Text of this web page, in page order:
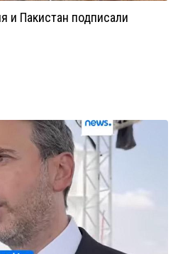
и Пакистан подписали